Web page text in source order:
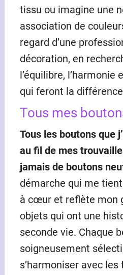
tissu ou imagine une
association de
regard d’une
décoration, en
l’équilibre, l’harmonie
qui feront la
Tous mes
Tous les boutons que
au fil de mes
jamais de boutons
démarche qui me
à cœur et reflète mon
objets qui ont une
seconde vie. Chaque
soigneusement
s’harmoniser avec